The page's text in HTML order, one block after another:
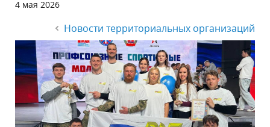
4 мая 2026
Новости территориальных организаций